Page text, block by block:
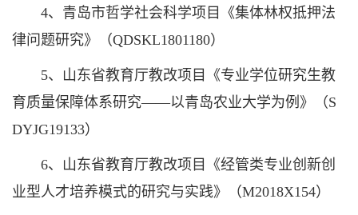
4、青岛市哲学社会科学项目《集体林权抵押法
律问题研究》（QDSKL1801180）
5、山东省教育厅教改项目《专业学位研究生教
育质量保障体系研究——以青岛农业大学为例》（S
DYJG19133）
6、山东省教育厅教改项目《经管类专业创新创
业型人才培养模式的研究与实践》（M2018X154）